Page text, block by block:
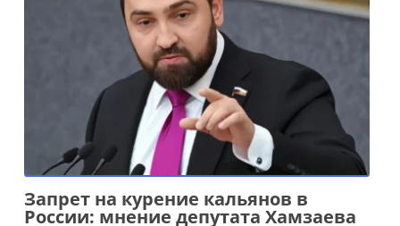
Запрет на курение кальянов в
России: мнение депутата Хамзаева